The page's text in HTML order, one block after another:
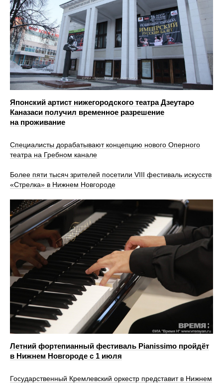
Японский артист нижегородского театра Дзеутаро
Каназаси получил временное разрешение
на проживание
Специалисты дорабатывают концепцию нового Оперного
театра на Гребном канале
Более пяти тысяч зрителей посетили VIII фестиваль искусств
«Стрелка» в Нижнем Новгороде
Летний фортепианный фестиваль Pianissimo пройдёт
в Нижнем Новгороде с 1 июля
Государственный Кремлевский оркестр представит в Нижнем